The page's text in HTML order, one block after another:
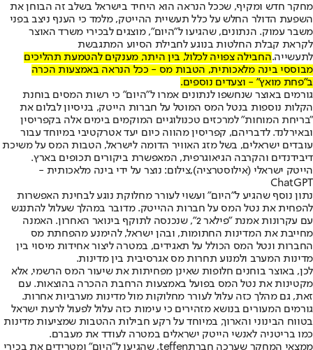
מחקר חדש ומקיף, שככל הנראה הוא היחיד בישראל בשלב זה הבוחן את
השפעת הדולר החלש על כלל תעשיית ההייטק, מלמד כי הענף ניצב בפני
משבר עמוק. הנתונים, שהגיעו ל"היום", מוצגים לבכירי משרד האוצר
לקראת קבלת החלטות בנוגע לחבילת הסיוע המתגבשת
לתעשייה.החבילה צפויה לכלול, בין היתר, מענקים להטמעת תהליכים
מבוססי בינה מלאכותית, הטבות מס - ככל הנראה באמצעות הכרה
ב"פחת מואץ" - וצעדים נוספים.
גורמים באוצר שנחשפו לנתונים אמרו ל"היום" כי רשות המסים בוחנת
הקלות נוספות בנטל המס המוטל על חברות הייטק, בניסיון לבלום את
"בריחת המוחות" למרכזים טכנולוגיים המוקמים בימים אלה בקפריסין
ובאירלנד. לדבריהם, קפריסין מהווה כיום יעד אטרקטיבי במיוחד עבור
עובדים ישראלים, בשל מזג האוויר הדומה לישראל, הטבות המס על משיכת
דיבידנדים והקרבה הגיאוגרפית, המאפשרת ביקורים תכופים בארץ.
הייטק ישראלי (אילוסטרציה),צילום: נוצר על ידי בינה מלאכותית -
ChatGPT
נתון נוסף שהגיע ל"היום" ועשוי לעורר מחלוקת נוגע לבחינת האפשרות
להפחית את נטל המס על חברות ההייטק. מדובר במהלך שעלול להתנגש
עם עקרונות אמנת "פילאר 2", שנכנסה לתוקף בינואר האחרון. האמנה
מחייבת את המדינות החתומות, ובהן ישראל, להימנע מהפחתת מס
החברות ונטל המס הכולל על תאגידים, במטרה ליצור אחידות מיסוי בין
מדינות המערב ולמנוע תחרות מס אגרסיבית בין מדינות.
לכן, באוצר בוחנים חלופות שאינן מפחיתות את שיעור המס הרשמי, אלא
מקטינות את נטל המס בפועל באמצעות הרחבת ההכרה בהוצאות. עם
זאת, גם מהלך כזה עלול לעורר מחלוקות מול מדינות מערביות אחרות.
גורמים המעורים בנושא מזהירים כי עימות כזה עלול לפעול לרעת ישראל
בטווח הבינוני והארוך, במיוחד על רקע חבילות ההטבות שמציעות מדינות
כמו בריטניה לאנשי הייטק ישראלים במטרה לעודד את מעברם.
ממצאי המחקר שערכה חברתteffen, שהגיעו ל"היום" ומטרידים את בכירי